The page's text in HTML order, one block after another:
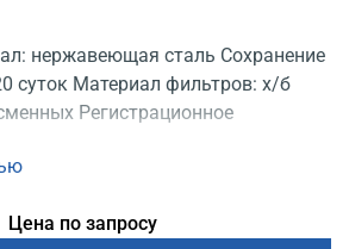
нержавеющая сталь Сохранение
суток Материал фильтров: х/б
Регистрационное
Цена по запросу